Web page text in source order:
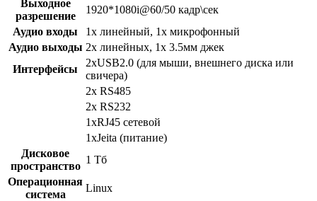
Выходное
разрешение
1920*1080i@60/50 кадр\сек
Аудио входы
1x линейный, 1x микрофонный
Аудио выходы 2x линейных, 1x 3.5мм джек
Интерфейсы
2xUSB2.0 (для мыши, внешнего диска или
свичера)
2x RS485
2x RS232
1xRJ45 сетевой
1xJeita (питание)
Дисковое
пространство
1 Тб
Операционная
система
Linux